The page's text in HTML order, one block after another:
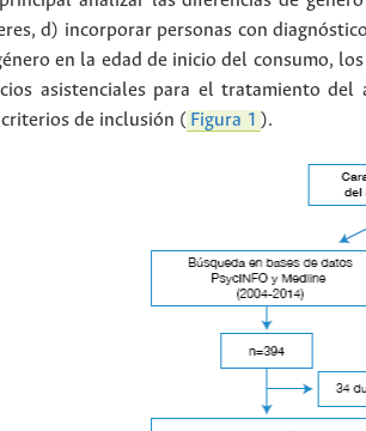
d) incorporar personas con
en la edad de inicio del consumo,
asistenciales para el tratamiento
de inclusión ( Figura 1 ).